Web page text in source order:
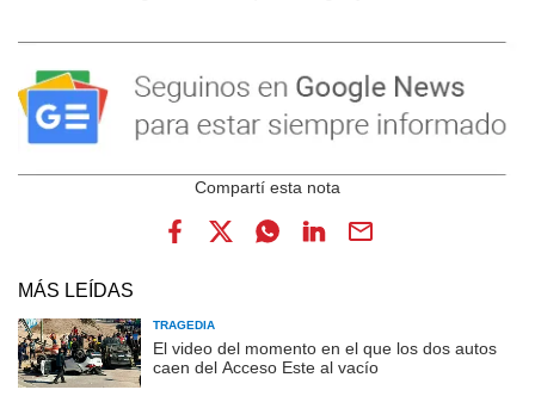
MÁS LEÍDAS
TRAGEDIA
El video del momento en el que los dos autos
caen del Acceso Este al vacío